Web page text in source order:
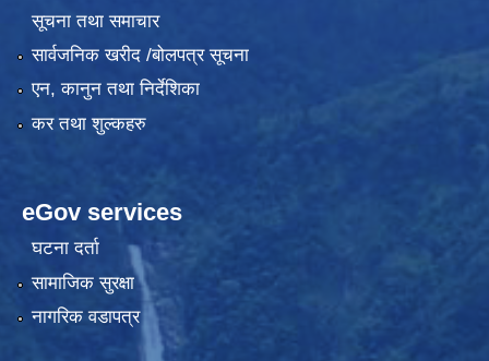
सूचना तथा समाचार
सार्वजनिक खरीद /बोलपत्र सूचना
एन, कानुन तथा निर्देशिका
कर तथा शुल्कहरु
eGov services
घटना दर्ता
सामाजिक सुरक्षा
नागरिक वडापत्र